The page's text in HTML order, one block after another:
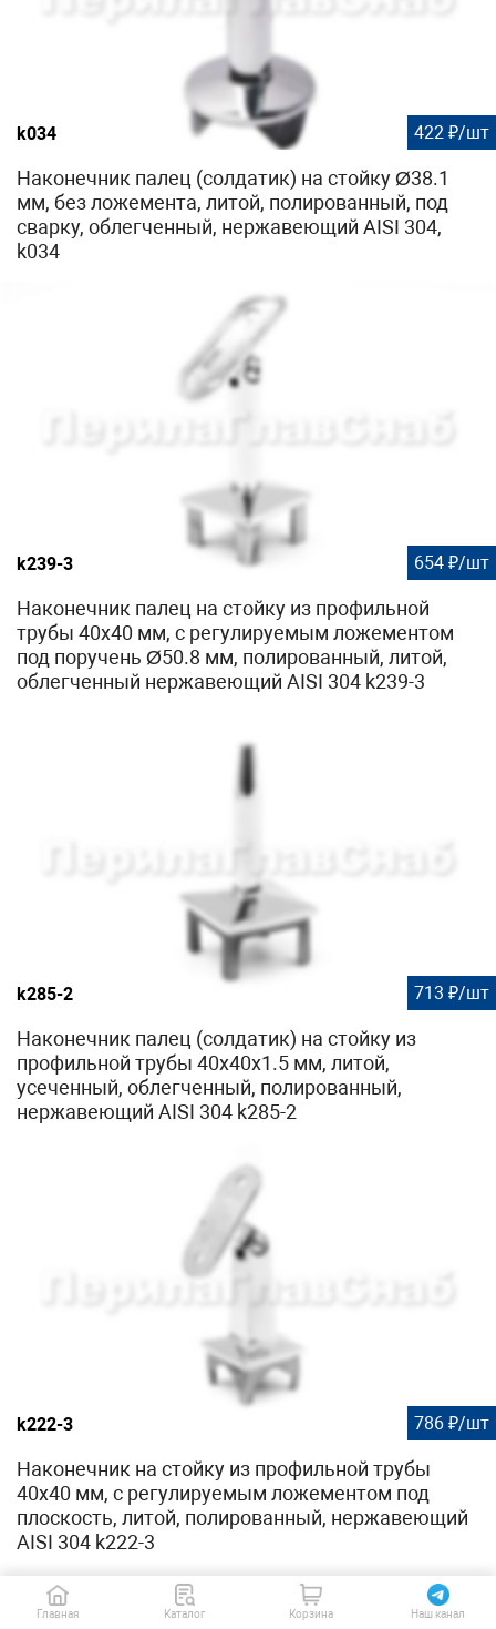
k034 422 ₽/шт
Наконечник палец (солдатик) на стойку Ø38.1
мм, без ложемента, литой, полированный, под
сварку, облегченный, нержавеющий AISI 304,
k034
k239-3 654 ₽/шт
Наконечник палец на стойку из профильной
трубы 40х40 мм, с регулируемым ложементом
под поручень Ø50.8 мм, полированный, литой,
облегченный нержавеющий AISI 304 k239-3
k285-2 713 ₽/шт
Наконечник палец (солдатик) на стойку из
профильной трубы 40х40х1.5 мм, литой,
усеченный, облегченный, полированный,
нержавеющий AISI 304 k285-2
k222-3 786 ₽/шт
Наконечник на стойку из профильной трубы
40х40 мм, с регулируемым ложементом под
плоскость, литой, полированный, нержавеющий
AISI 304 k222-3
Главная Каталог Корзина Наш канал